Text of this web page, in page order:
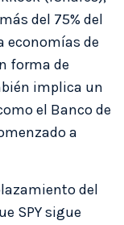
del 75% del
economías de
forma de
implica un
el Banco de
a
del
SPY sigue